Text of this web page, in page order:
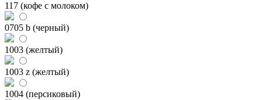
117 (кофе с молоком)
0705 b (черный)
1003 (желтый)
1003 z (желтый)
1004 (персиковый)